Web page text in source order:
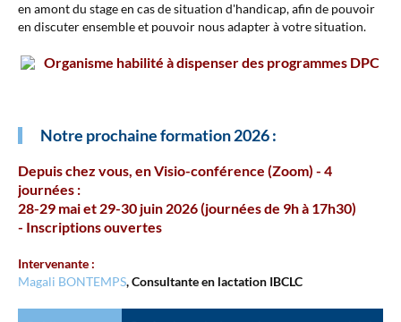
en amont du stage en cas de situation d'handicap, afin de pouvoir
en discuter ensemble et pouvoir nous adapter à votre situation.
Organisme habilité à dispenser des programmes DPC
Notre prochaine formation 2026 :
Depuis chez vous, en Visio-conférence (Zoom) - 4
journées :
28-29 mai et 29-30 juin 2026 (journées de 9h à 17h30)
- Inscriptions ouvertes
Intervenante :
Magali BONTEMPS, Consultante en lactation IBCLC